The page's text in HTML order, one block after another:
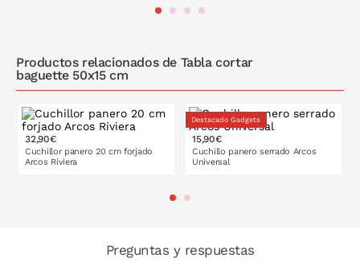
Productos relacionados de Tabla cortar
baguette 50x15 cm
32,90€
Cuchillor panero 20 cm forjado
Arcos Riviera
Destacado Gadgets
15,90€
Cuchillo panero serrado Arcos
Universal
Preguntas y respuestas